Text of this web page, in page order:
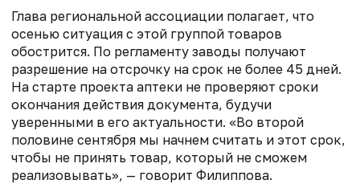
Глава региональной ассоциации полагает, что
осенью ситуация с этой группой товаров
обострится. По регламенту заводы получают
разрешение на отсрочку на срок не более 45 дней.
На старте проекта аптеки не проверяют сроки
окончания действия документа, будучи
уверенными в его актуальности. «Во второй
половине сентября мы начнем считать и этот срок,
чтобы не принять товар, который не сможем
реализовывать», — говорит Филиппова.